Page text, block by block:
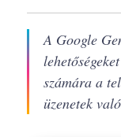
A Google
számára a
üzenetek